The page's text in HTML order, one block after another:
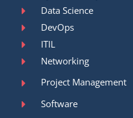
Data Science
DevOps
ITIL
Networking
Project Management
Software